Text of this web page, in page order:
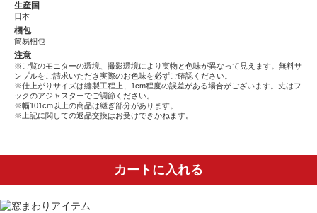
生産国
日本
梱包
簡易梱包
注意
※ご覧のモニターの環境、撮影環境により実物と色味が異なって見えます。無料サ
ンプルをご請求いただき実際のお色味を必ずご確認ください。
※仕上がりサイズは縫製工程上、1cm程度の誤差がある場合がございます。丈はフ
ックのアジャスターでご調節ください。
※幅101cm以上の商品は継ぎ部分があります。
※上記に関しての返品交換はお受けできかねます。
カートに入れる